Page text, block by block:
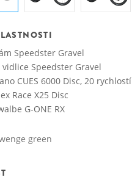
Speedster Gravel
Speedster Gravel
CUES 6000 Disc, 20 rychlostí
Race X25 Disc
G-ONE RX
green